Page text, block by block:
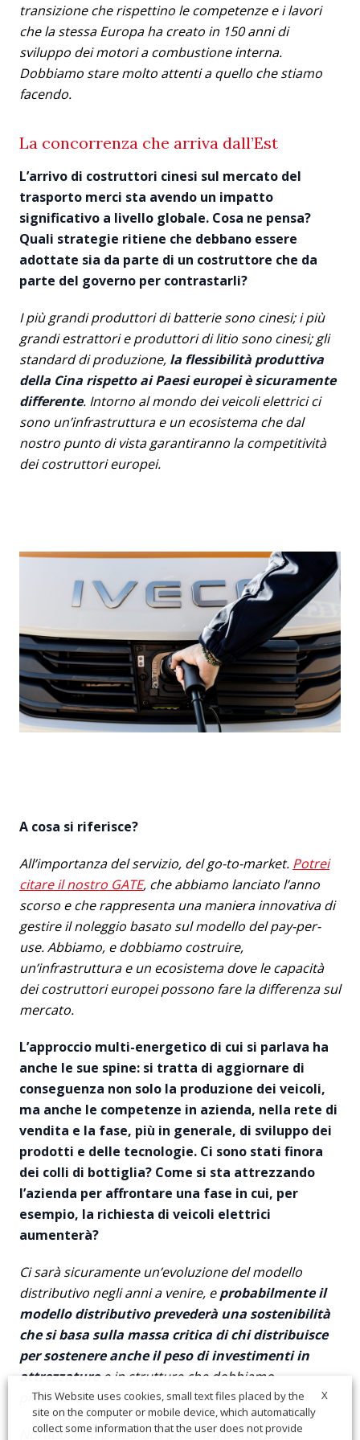
transizione che rispettino le competenze e i lavori
che la stessa Europa ha creato in 150 anni di
sviluppo dei motori a combustione interna.
Dobbiamo stare molto attenti a quello che stiamo
facendo.
La concorrenza che arriva dall’Est
L’arrivo di costruttori cinesi sul mercato del
trasporto merci sta avendo un impatto
significativo a livello globale. Cosa ne pensa?
Quali strategie ritiene che debbano essere
adottate sia da parte di un costruttore che da
parte del governo per contrastarli?
I più grandi produttori di batterie sono cinesi; i più
grandi estrattori e produttori di litio sono cinesi; gli
standard di produzione, la flessibilità produttiva
della Cina rispetto ai Paesi europei è sicuramente
differente. Intorno al mondo dei veicoli elettrici ci
sono un’infrastruttura e un ecosistema che dal
nostro punto di vista garantiranno la competitività
dei costruttori europei.
A cosa si riferisce?
All’importanza del servizio, del go-to-market. Potrei
citare il nostro GATE, che abbiamo lanciato l’anno
scorso e che rappresenta una maniera innovativa di
gestire il noleggio basato sul modello del pay-per-
use. Abbiamo, e dobbiamo costruire,
un’infrastruttura e un ecosistema dove le capacità
dei costruttori europei possono fare la differenza sul
mercato.
L’approccio multi-energetico di cui si parlava ha
anche le sue spine: si tratta di aggiornare di
conseguenza non solo la produzione dei veicoli,
ma anche le competenze in azienda, nella rete di
vendita e la fase, più in generale, di sviluppo dei
prodotti e delle tecnologie. Ci sono stati finora
dei colli di bottiglia? Come si sta attrezzando
l’azienda per affrontare una fase in cui, per
esempio, la richiesta di veicoli elettrici
aumenterà?
Ci sarà sicuramente un’evoluzione del modello
distributivo negli anni a venire, eprobabilmente il
modello distributivo prevederà una sostenibilità
che si basa sulla massa critica di chi distribuisce
per sostenere anche il peso di investimenti in
attrezzaturee in strutture che dobbiamo
prevedere.
Noi abbiamo preparato la nostra transizione
X
This Website uses cookies, small text files placed by the
site on the computer or mobile device, which automatically
collect some information that the user does not provide